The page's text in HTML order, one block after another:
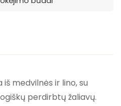
medvilnės ir lino, su
perdirbtų žaliavų.